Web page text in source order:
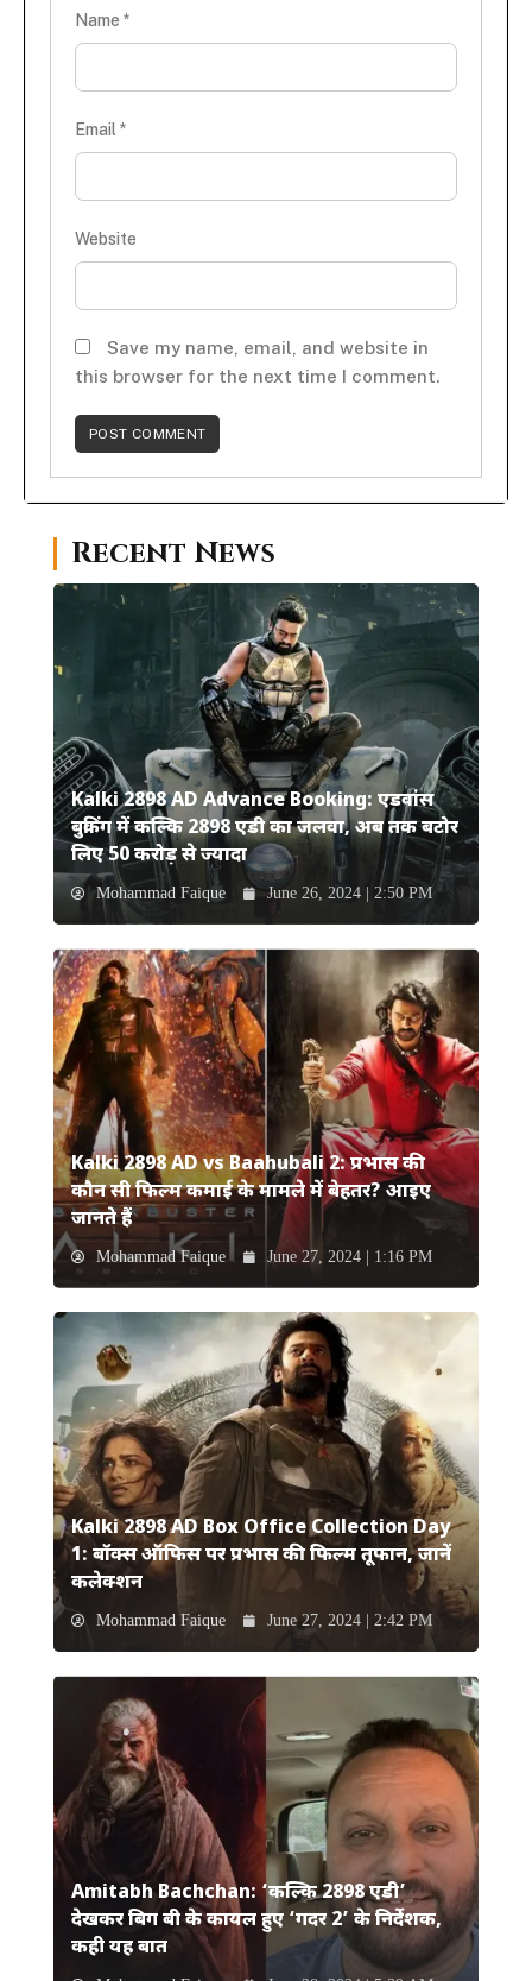
Name *
Email *
Website
Save my name, email, and website in
this browser for the next time I comment.
Recent News
Kalki 2898 AD Advance Booking: एडवांस
बुकिंग में कल्कि 2898 एडी का जलवा, अब तक बटोर
लिए 50 करोड़ से ज्यादा
Mohammad Faique June 26, 2024 | 2:50 PM
Kalki 2898 AD vs Baahubali 2: प्रभास की
कौन सी फिल्म कमाई के मामले में बेहतर? आइए
जानते हैं
Mohammad Faique June 27, 2024 | 1:16 PM
Kalki 2898 AD Box Office Collection Day
1: बॉक्स ऑफिस पर प्रभास की फिल्म तूफान, जानें
कलेक्शन
Mohammad Faique June 27, 2024 | 2:42 PM
Amitabh Bachchan: ‘कल्कि 2898 एडी’
देखकर बिग बी के कायल हुए ‘गदर 2’ के निर्देशक,
कही यह बात